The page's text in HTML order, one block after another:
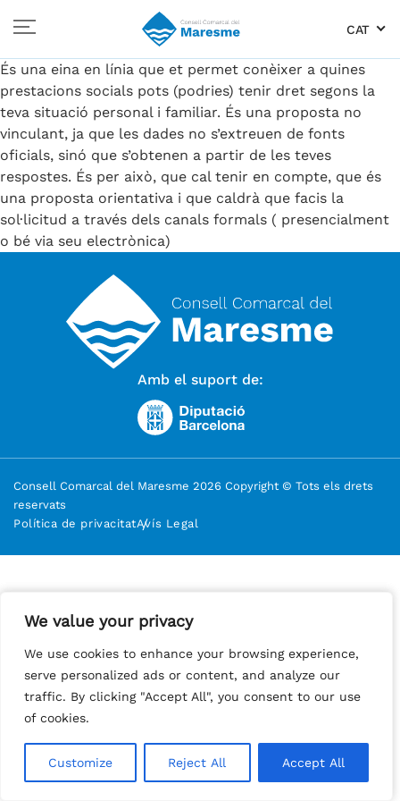
We value your privacy
We use cookies to enhance your browsing experience,
serve personalized ads or content, and analyze our
traffic. By clicking "Accept All", you consent to our use
of cookies.
Customize Reject All Accept All
We value your privacy
We use cookies to enhance your browsing experience,
serve personalized ads or content, and analyze our
traffic. By clicking "Accept All", you consent to our use
of cookies.
Customize Reject All Accept All
CAT
És una eina en línia que et permet conèixer a quines
prestacions socials pots (podries) tenir dret segons la
teva situació personal i familiar. És una proposta no
vinculant, ja que les dades no s’extreuen de fonts
oficials, sinó que s’obtenen a partir de les teves
respostes. És per això, que cal tenir en compte, que és
una proposta orientativa i que caldrà que facis la
sol·licitud a través dels canals formals ( presencialment
o bé via seu electrònica)
Amb el suport de:
Consell Comarcal del Maresme 2026 Copyright © Tots els drets
reservats
Política de privacitatAvís Legal